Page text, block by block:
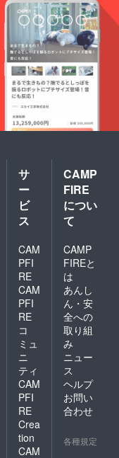
サ
ー
ビ
ス
CAM
PFI
RE
CAM
PFI
RE
コ
ミュ
ニ
ティ
CAM
PFI
RE
Crea
tion
CAM
CAMP
FIRE
につい
て
CAMP
FIREと
は
あんし
ん・安
全への
取り組
み
ニュー
ス
ヘルプ
お問い
合わせ
各種規定